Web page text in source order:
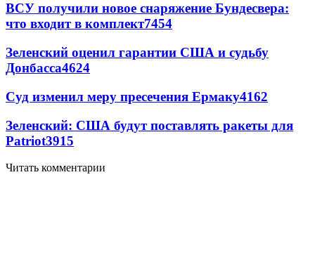
ВСУ получили новое снаряжение Бундесвера:
что входит в комплект7454
Зеленский оценил гарантии США и судьбу
Донбасса4624
Суд изменил меру пресечения Ермаку4162
Зеленский: США будут поставлять ракеты для
Patriot3915
Читать комментарии